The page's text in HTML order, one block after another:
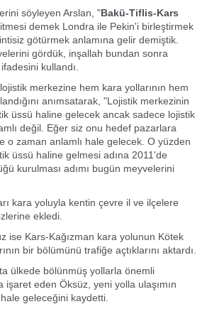
söyleyen Arslan, "Bakü-Tiflis-Kars
demek Londra ile Pekin'i birleştirmek
götürmek anlamına gelir demiştik.
gördük, inşallah bundan sonra
kullandı.
merkezine hem kara yollarının hem
anımsatarak, "Lojistik merkezinin
üssü haline gelecek ancak sadece lojistik
değil. Eğer siz onu hedef pazarlara
o zaman anlamlı hale gelecek. O yüzden
üssü haline gelmesi adına 2011'de
kurulması adımı bugün meyvelerini
kara yoluyla kentin çevre il ve ilçelere
ekledi.
ise Kars-Kağızman kara yolunun Kötek
bir bölümünü trafiğe açtıklarını aktardı.
ülkede bölünmüş yollarla önemli
işaret eden Öksüz, yeni yolla ulaşımın
geleceğini kaydetti.